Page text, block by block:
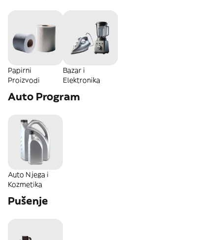
Papirni
Proizvodi
Bazar i
Elektronika
Auto Program
Auto Njega i
Kozmetika
Pušenje